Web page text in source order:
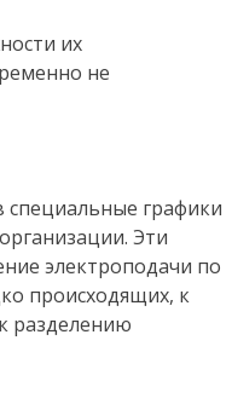
их
не
специальные графики
Эти
электроподачи по
происходящих, к
разделению